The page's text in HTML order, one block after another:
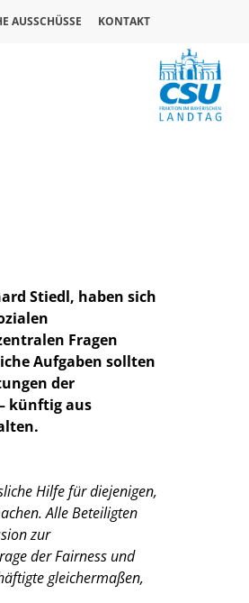
AUSSCHÜSSE KONTAKT
Stiedl, haben sich
Fragen
Aufgaben sollten
der
künftig aus
Hilfe für diejenigen,
Alle Beteiligten
zur
der Fairness und
gleichermaßen,